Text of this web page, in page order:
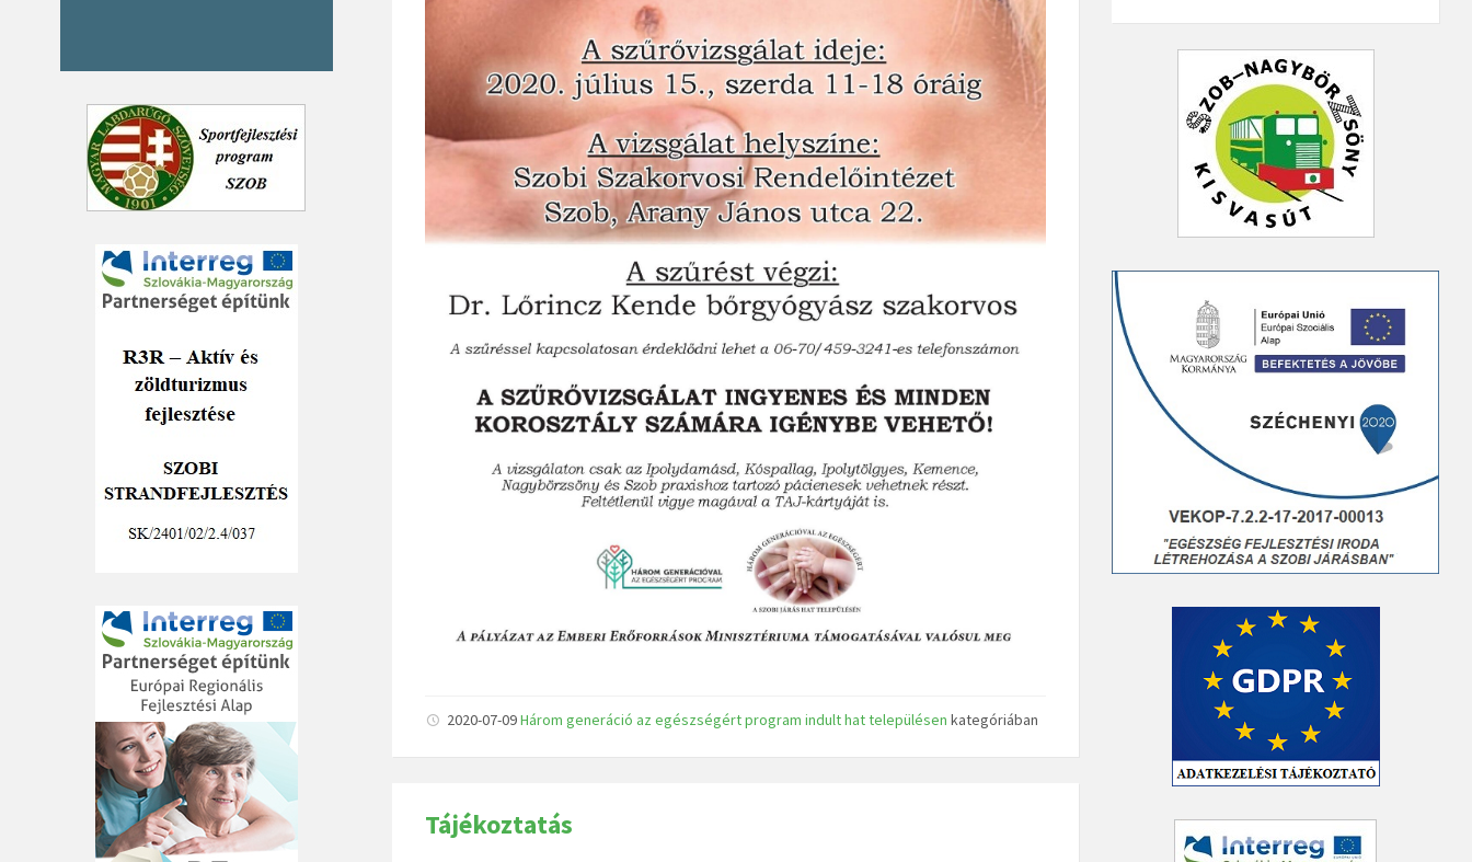
2020-07-09Három generáció az egészségért program indult hat településen kategóriában
Tájékoztatás